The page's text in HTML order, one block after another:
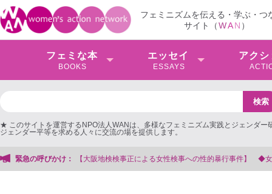
フェミニズムを伝える・学ぶ・つ
サイト（WAN ）
フェミな本
BOOKS
エッセイ
ESSAYS
アクシ
★ このサイトを運営するNPO法人WANは、多様なフェミニズム実践とジェンダー
ジェンダー平等を求める人々に交流の場を提供します。
緊急の呼びかけ：
阪地検検事正による女性検事への性的暴行事件】 ◆女性検事を支援する会事務